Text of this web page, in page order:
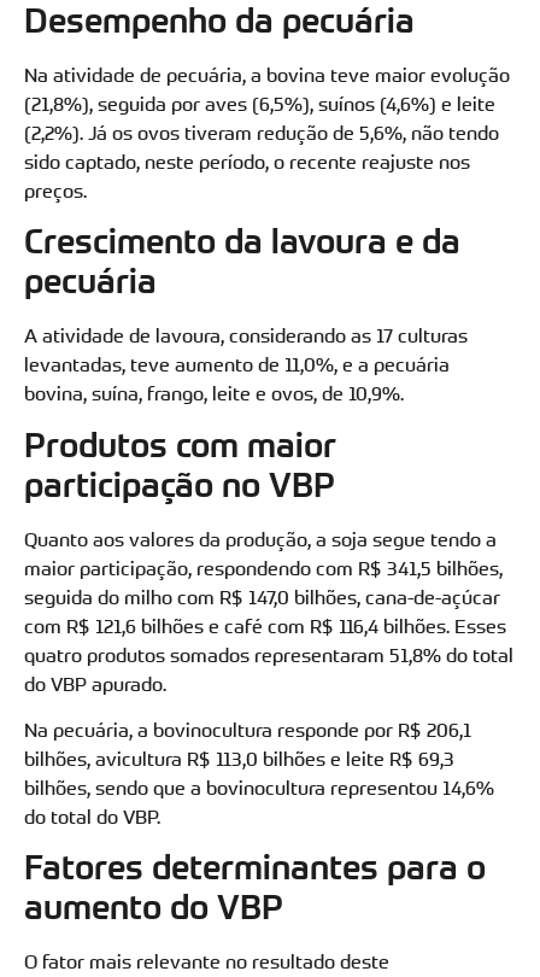
Desempenho da pecuária
Na atividade de pecuária, a bovina teve maior evolução
(21,8%), seguida por aves (6,5%), suínos (4,6%) e leite
(2,2%). Já os ovos tiveram redução de 5,6%, não tendo
sido captado, neste período, o recente reajuste nos
preços.
Crescimento da lavoura e da
pecuária
A atividade de lavoura, considerando as 17 culturas
levantadas, teve aumento de 11,0%, e a pecuária
bovina, suína, frango, leite e ovos, de 10,9%.
Produtos com maior
participação no VBP
Quanto aos valores da produção, a soja segue tendo a
maior participação, respondendo com R$ 341,5 bilhões,
seguida do milho com R$ 147,0 bilhões, cana-de-açúcar
com R$ 121,6 bilhões e café com R$ 116,4 bilhões. Esses
quatro produtos somados representaram 51,8% do total
do VBP apurado.
Na pecuária, a bovinocultura responde por R$ 206,1
bilhões, avicultura R$ 113,0 bilhões e leite R$ 69,3
bilhões, sendo que a bovinocultura representou 14,6%
do total do VBP.
Fatores determinantes para o
aumento do VBP
O fator mais relevante no resultado deste